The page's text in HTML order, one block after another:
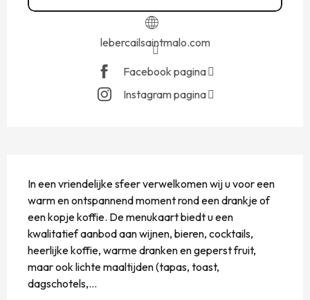
lebercailsaintmalo.com
Facebook pagina
Instagram pagina
In een vriendelijke sfeer verwelkomen wij u voor een
warm en ontspannend moment rond een drankje of
een kopje koffie. De menukaart biedt u een
kwalitatief aanbod aan wijnen, bieren, cocktails,
heerlijke koffie, warme dranken en geperst fruit,
maar ook lichte maaltijden (tapas, toast,
dagschotels,...